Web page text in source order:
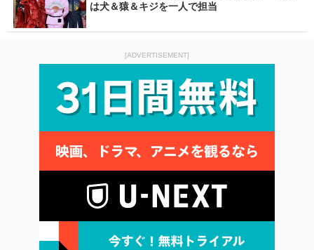
は犬＆猿＆キジを一人で担当
[ADVERTISEMENT]